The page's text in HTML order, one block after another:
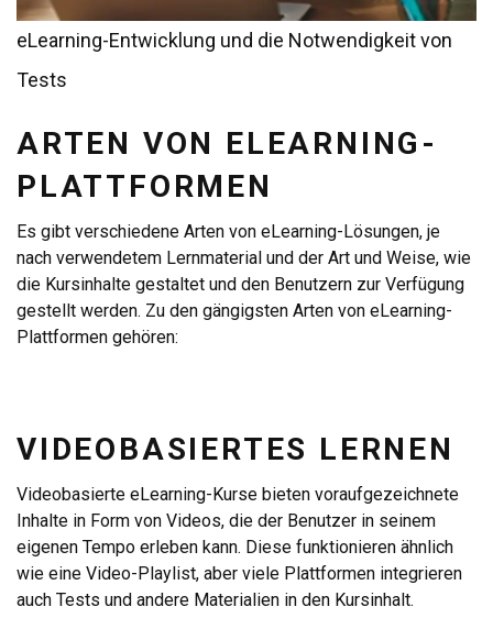
eLearning-Entwicklung und die Notwendigkeit von
Tests
ARTEN VON ELEARNING-
PLATTFORMEN
Es gibt verschiedene Arten von eLearning-Lösungen, je
nach verwendetem Lernmaterial und der Art und Weise, wie
die Kursinhalte gestaltet und den Benutzern zur Verfügung
gestellt werden. Zu den gängigsten Arten von eLearning-
Plattformen gehören:
VIDEOBASIERTES LERNEN
Videobasierte eLearning-Kurse bieten voraufgezeichnete
Inhalte in Form von Videos, die der Benutzer in seinem
eigenen Tempo erleben kann. Diese funktionieren ähnlich
wie eine Video-Playlist, aber viele Plattformen integrieren
auch Tests und andere Materialien in den Kursinhalt.